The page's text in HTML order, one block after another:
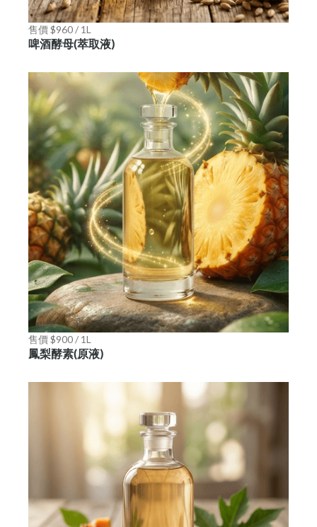
售價 $960 / 1L
啤酒酵母(萃取液)
售價 $900 / 1L
鳳梨酵素(原液)